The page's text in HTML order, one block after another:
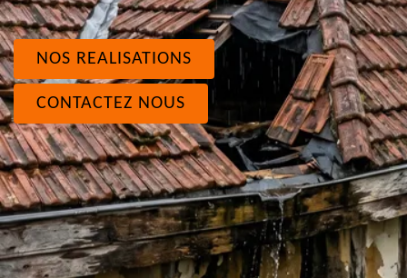
NOS REALISATIONS
CONTACTEZ NOUS